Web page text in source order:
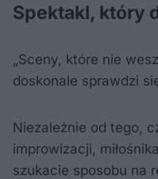
Spektakl, który
„Sceny, które nie
doskonale sprawdzi
Niezależnie od tego,
improwizacji,
szukacie sposobu na